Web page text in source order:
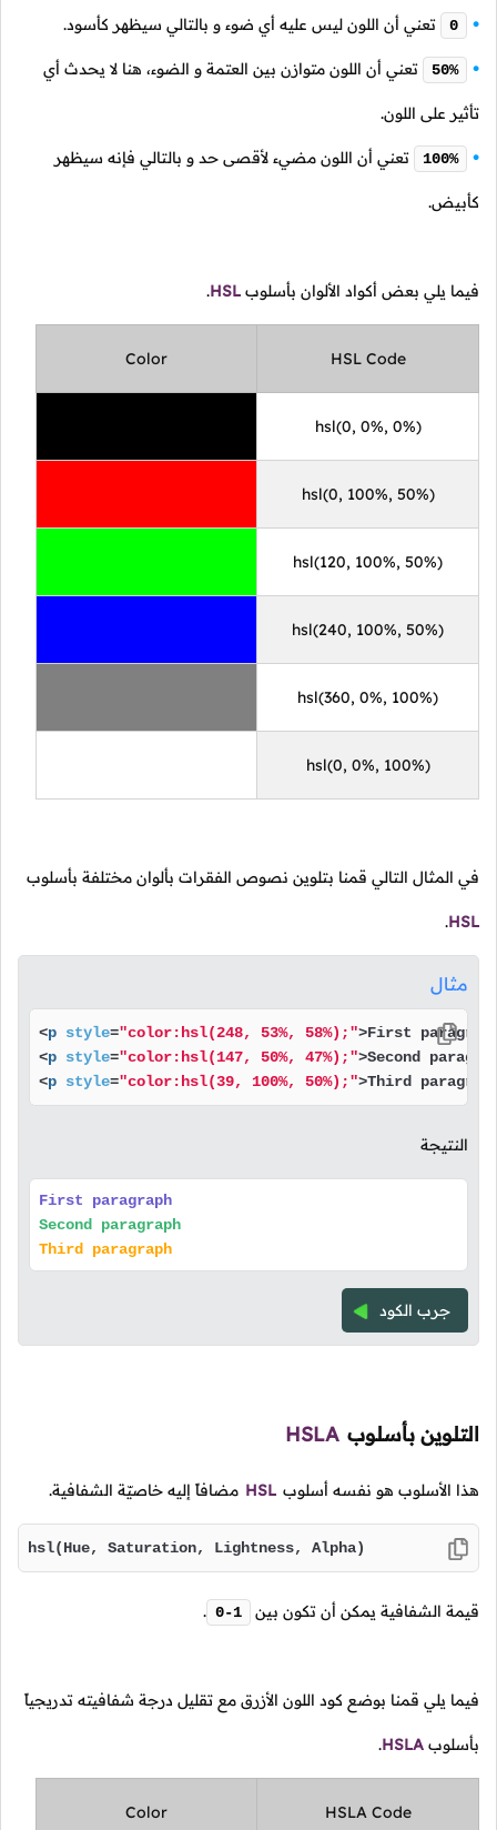
0 تعني أن اللون ليس عليه أي ضوء و بالتالي سيظهر كأسود.
50% تعني أن اللون متوازن بين العتمة و الضوء، هنا لا يحدث أي
تأثير على اللون.
100% تعني أن اللون مضيء لأقصى حد و بالتالي فإنه سيظهر
كأبيض.
فيما يلي بعض أكواد الألوان بأسلوب HSL
.
HSL Code
Color
hsl(0, 0%, 0%)
hsl(0, 100%, 50%)
hsl(120, 100%, 50%)
hsl(240, 100%, 50%)
hsl(360, 0%, 100%)
hsl(0, 0%, 100%)
في المثال التالي قمنا بتلوين نصوص الفقرات بألوان مختلفة بأسلوب
HSL
.
مثال
<p style="color:hsl(248, 53%, 58%);">First
<p style="color:hsl(147, 50%, 47%);">Second
<p style="color:hsl(39, 100%, 50%);">Third
النتيجة
First paragraph
Second paragraph
Third paragraph
جرب الكود
التلوين بأسلوب HSLA
هذا الأسلوب هو نفسه أسلوب HSL مضافاً إليه خاصيّة الشفافية.
hsl(Hue, Saturation, Lightness, Alpha)
قيمة الشفافية يمكن أن تكون بين 0-1
.
فيما يلي قمنا بوضع كود اللون الأزرق مع تقليل درجة شفافيته تدريجياً
بأسلوب HSLA
.
HSLA Code
Color